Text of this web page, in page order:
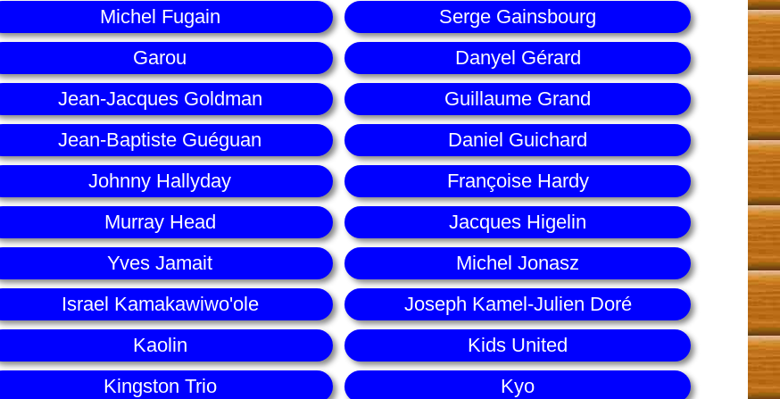
Michel Fugain
Serge Gainsbourg
Garou
Danyel Gérard
Jean-Jacques Goldman
Guillaume Grand
Jean-Baptiste Guéguan
Daniel Guichard
Johnny Hallyday
Françoise Hardy
Murray Head
Jacques Higelin
Yves Jamait
Michel Jonasz
Israel Kamakawiwo'ole
Joseph Kamel-Julien Doré
Kaolin
Kids United
Kingston Trio
Kyo